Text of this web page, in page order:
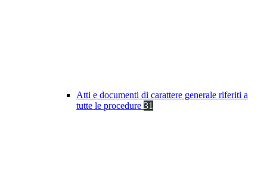
Atti e documenti di carattere generale riferiti a
tutte le procedure 31